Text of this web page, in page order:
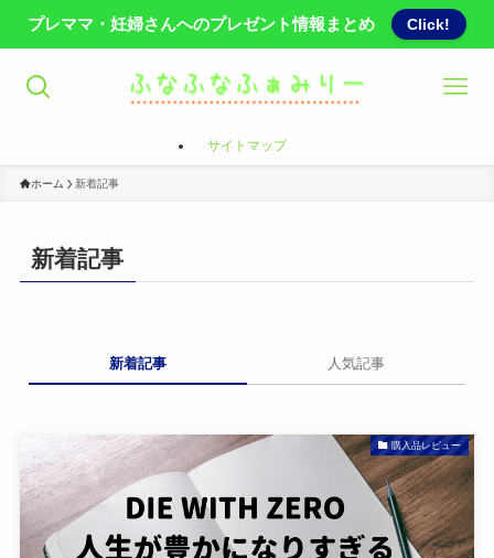
プレママ・妊婦さんへのプレゼント情報まとめ Click!
サイトマップ
ホーム 新着記事
新着記事
新着記事 人気記事
購入品レビュー